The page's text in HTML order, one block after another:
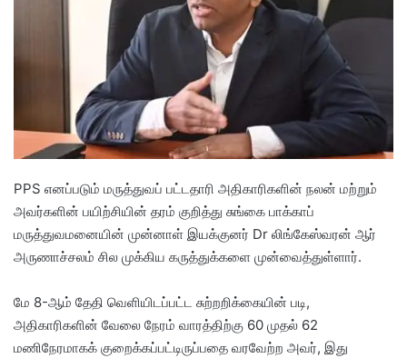
l
PPS எனப்படும் மருத்துவப் பட்டதாரி அதிகாரிகளின் நலன் மற்றும்
அவர்களின் பயிற்சியின் தரம் குறித்து சுங்கை பாக்காப்
மருத்துவமனையின் முன்னாள் இயக்குனர் Dr லிங்கேஸ்வரன் ஆர்
அருணாச்சலம் சில முக்கிய கருத்துக்களை முன்வைத்துள்ளார்.
மே 8-ஆம் தேதி வெளியிடப்பட்ட சுற்றறிக்கையின் படி,
அதிகாரிகளின் வேலை நேரம் வாரத்திற்கு 60 முதல் 62
மணிநேரமாகக் குறைக்கப்பட்டிருப்பதை வரவேற்ற அவர், இது